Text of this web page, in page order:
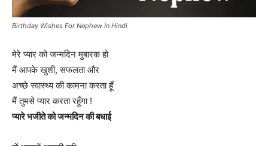
Birthday Wishes For Nephew In Hindi
मेरे प्यार को जन्मदिन मुबारक हो
मैं आपके खुशी, सफलता और
अच्छे स्वास्थ्य की कामना करता हूँ
मैं तुमसे प्यार करता रहूँगा !
प्यारे भजीते को जन्मदिन की बधाई